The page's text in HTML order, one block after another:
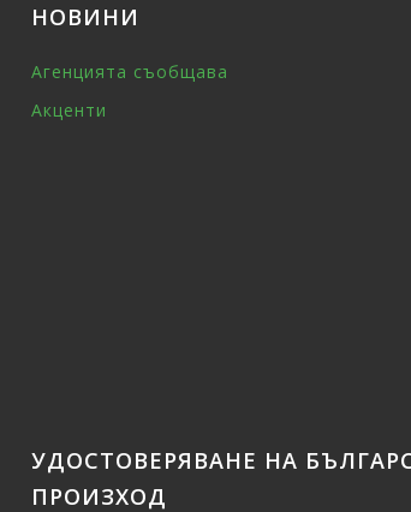
НОВИНИ
Агенцията съобщава
Акценти
УДОСТОВЕРЯВАНЕ НА
ПРОИЗХОД